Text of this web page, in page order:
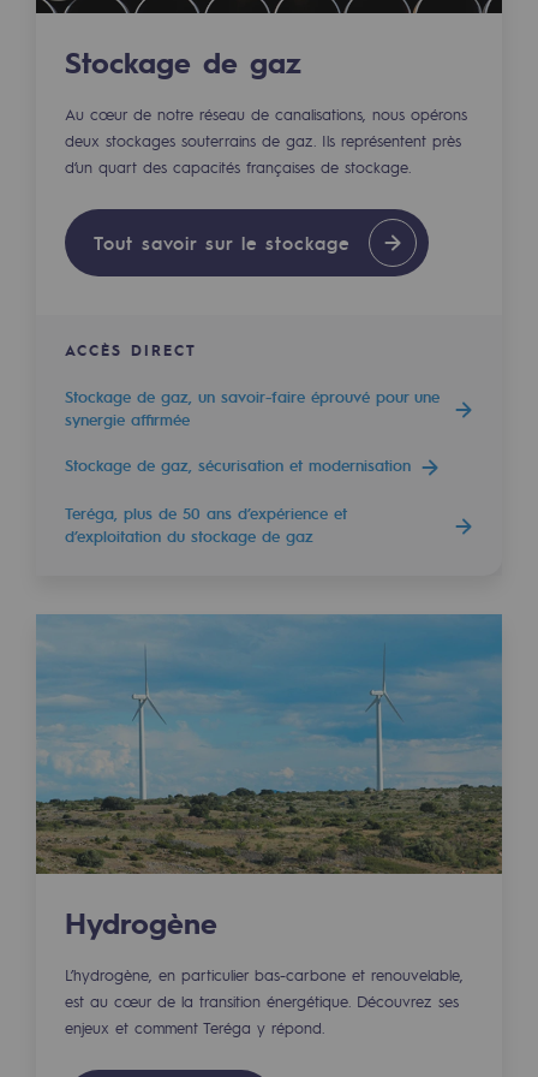
Limitation des émissions atmosphériques
Gestion de l'énergie
Préservation de la biodiversité
Gestion des impacts
Responsabilité sociale et territoriale
Energiz Mouv
Le programme social et territorial de
Territorial
Engagements auprès des territoires
Social
Social
Notre investissement dans les
Inclusion
Mixité et égalité Femme-Homme
QVCT
Sécurité
Sécurité
PARI 2035, le programme de sécurité
Stockage de gaz
Au cœur de notre réseau de canalisations, nous opérons
deux stockages souterrains de gaz. Ils représentent près
d’un quart des capacités françaises de stockage.
Tout savoir sur le stockage
ACCÈS DIRECT
Stockage de gaz, un savoir-faire éprouvé pour une
synergie affirmée
Stockage de gaz, sécurisation et modernisation
Teréga, plus de 50 ans d’expérience et
d’exploitation du stockage de gaz
Hydrogène
L’hydrogène, en particulier bas-carbone et renouvelable,
est au cœur de la transition énergétique. Découvrez ses
enjeux et comment Teréga y répond.